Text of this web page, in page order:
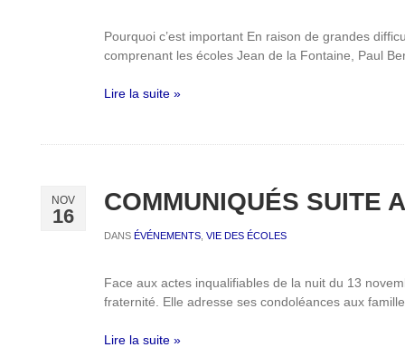
Pourquoi c’est important En raison de grandes
comprenant les écoles Jean de la Fontaine, Paul
Lire la suite »
NOV
16
COMMUNIQUÉS SUITE
DANS ÉVÉNEMENTS VIE DES ÉCOLES
Face aux actes inqualifiables de la nuit du 13
fraternité. Elle adresse ses condoléances aux
Lire la suite »